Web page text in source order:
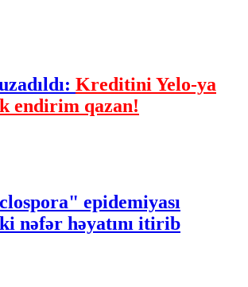
Kreditini Yelo-ya
endirim qazan!
epidemiyası
nəfər həyatını itirib